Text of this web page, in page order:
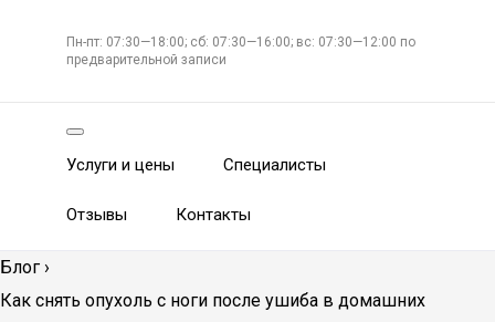
Пн-пт: 07:30—18:00; сб: 07:30—16:00; вс: 07:30—12:00 по
предварительной записи
Услуги и цены Специалисты
Отзывы Контакты
Блог ›
Как снять опухоль с ноги после ушиба в домашних